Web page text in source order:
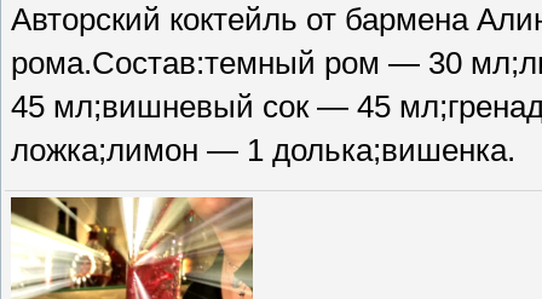
Авторский коктейль от бармена
рома.Состав:темный ром — 30
45 мл;вишневый сок — 45
ложка;лимон — 1 долька;вишенка.